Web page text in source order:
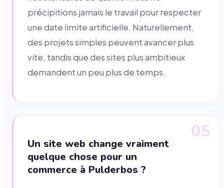
précipitions jamais le travail pour respecter
une date limite artificielle. Naturellement,
des projets simples peuvent avancer plus
vite, tandis que des sites plus ambitieux
demandent un peu plus de temps.
05
Un site web change vraiment
quelque chose pour un
commerce à Pulderbos ?